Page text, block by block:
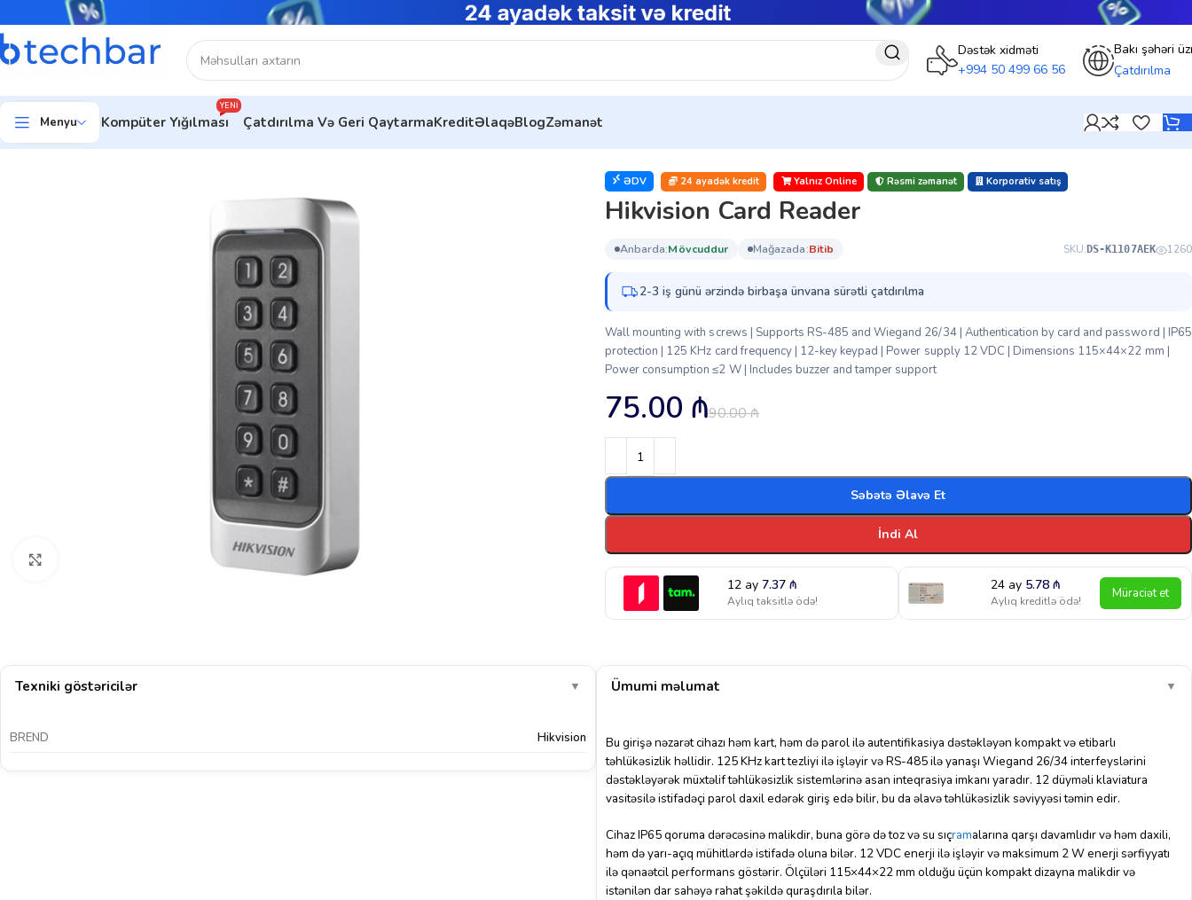
Dəstək xidməti
+994 50 499 66 56
Bakı şəhəri
Çatdırılma
Menyu Kompüter Yığılması
YENI
Çatdırılma Və Geri QaytarmaKreditƏlaqəBlogZəmanət
Ev Təhlükəsizlik sistemləri
ƏDV 24 ayadək kredit Yalnız Online Rəsmi zəmanət Korporativ satış
Hikvision Card Reader
anbarda: mövcuddur mağazada: bi̇ti̇b SKU:DS-K1107AEK 1260
2-3 iş günü ərzində birbaşa ünvana sürətli çatdırılma
Wall mounting with screws | Supports RS-485 and Wiegand 26/34 | Authentication by card and password | IP65
protection | 125 KHz card frequency | 12-key keypad | Power supply 12 VDC | Dimensions 115×44×22 mm |
Power consumption ≤2 W | Includes buzzer and tamper support
90.00₼
75.00 ₼
Səbətə Əlavə Et
İndi Al
12 ay7.37₼
Aylıq taksitlə ödə!
24 ay 5.78₼
Aylıq kreditlə ödə! Müraciət et
Texniki göstəricilər ▼
BREND Hikvision
Ümumi məlumat ▼
Bu girişə nəzarət cihazı həm kart, həm də parol ilə autentifikasiya dəstəkləyən kompakt və etibarlı
təhlükəsizlik həllidir. 125 KHz kart tezliyi ilə işləyir və RS-485 ilə yanaşı Wiegand 26/34 interfeyslərini
dəstəkləyərək müxtəlif təhlükəsizlik sistemlərinə asan inteqrasiya imkanı yaradır. 12 düyməli klaviatura
vasitəsilə istifadəçi parol daxil edərək giriş edə bilir, bu da əlavə təhlükəsizlik səviyyəsi təmin edir.
Cihaz IP65 qoruma dərəcəsinə malikdir, buna görə də toz və su sıçramalarına qarşı davamlıdır və həm daxili,
həm də yarı-açıq mühitlərdə istifadə oluna bilər. 12 VDC enerji ilə işləyir və maksimum 2 W enerji sərfiyyatı
ilə qənaətcil performans göstərir. Ölçüləri 115×44×22 mm olduğu üçün kompakt dizayna malikdir və
istənilən dar sahəyə rahat şəkildə quraşdırıla bilər.